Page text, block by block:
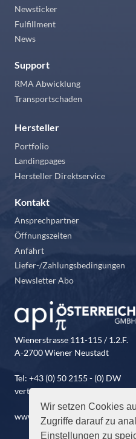
Wir setzen Cookies
Zugriffe darauf zu
Einstellungen zu
Newsticker
Fulfillment
News
Support
RMA Abwicklung
Transportschaden
Hersteller
Portfolio
Landingpages
Hersteller Direktservice
Kontakt
Ansprechpartner
Öffnungszeiten
Anfahrt
Liefer-/Zahlungsbedingungen
Newsletter Abo
Wienerstrasse 111-115 / 1.2.F.
A-2700 Wiener Neustadt
Tel: +43 (0) 50 2155 - (0) DW
vertrieb@api-oesterreich.at
www.api-oesterreich.at